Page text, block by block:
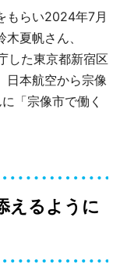
もらい2024年7月
夏帆さん、
した東京都新宿区
日本航空から宗像
「宗像市で働く
えるように